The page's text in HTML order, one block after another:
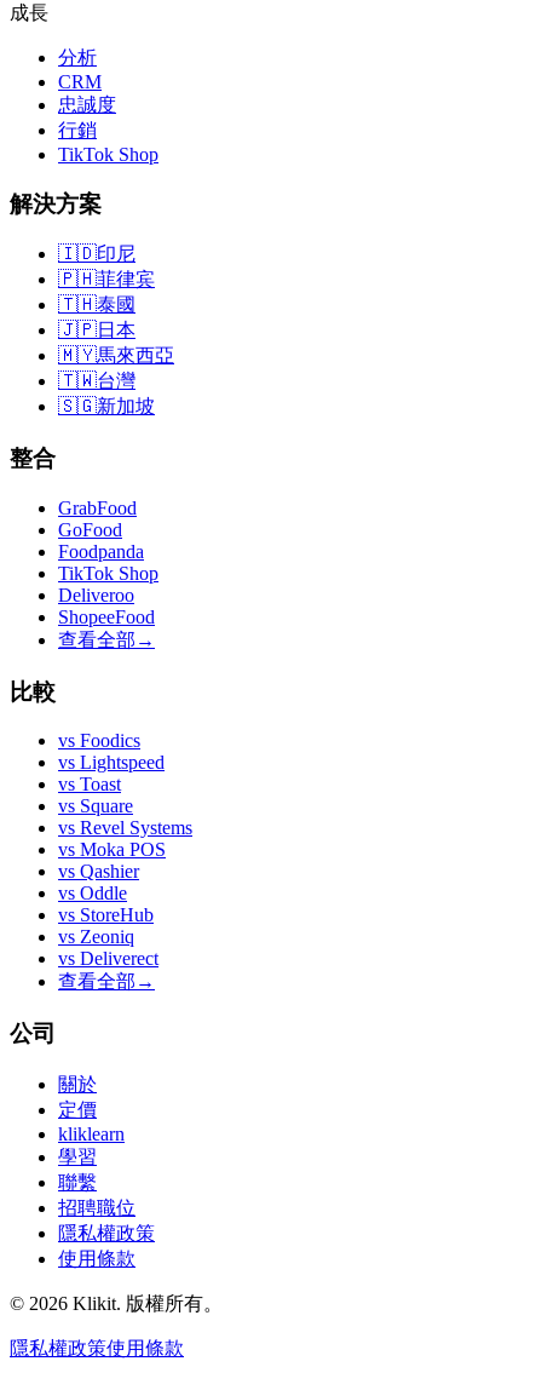
成長
分析
CRM
忠誠度
行銷
TikTok Shop
解決方案
🇮🇩印尼
🇵🇭菲律宾
🇹🇭泰國
🇯🇵日本
🇲🇾馬來西亞
🇹🇼台灣
🇸🇬新加坡
整合
GrabFood
GoFood
Foodpanda
TikTok Shop
Deliveroo
ShopeeFood
查看全部 →
比較
vs Foodics
vs Lightspeed
vs Toast
vs Square
vs Revel Systems
vs Moka POS
vs Qashier
vs Oddle
vs StoreHub
vs Zeoniq
vs Deliverect
查看全部 →
公司
關於
定價
kliklearn
學習
聯繫
招聘職位
隱私權政策
使用條款
© 2026 Klikit. 版權所有。
隱私權政策使用條款